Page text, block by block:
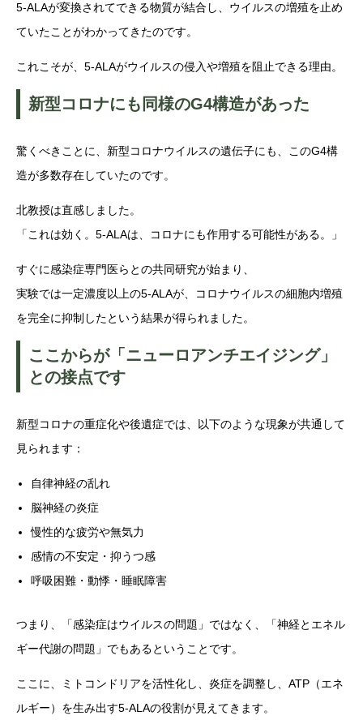
5-ALAが変換されてできる物質が結合し、ウイルスの増殖を止め
ていたことがわかってきたのです。
これこそが、5-ALAがウイルスの侵入や増殖を阻止できる理由。
新型コロナにも同様のG4構造があった
驚くべきことに、新型コロナウイルスの遺伝子にも、このG4構
造が多数存在していたのです。
北教授は直感しました。
「これは効く。5-ALAは、コロナにも作用する可能性がある。」
すぐに感染症専門医らとの共同研究が始まり、
実験では一定濃度以上の5-ALAが、コロナウイルスの細胞内増殖
を完全に抑制したという結果が得られました。
ここからが「ニューロアンチエイジング」
との接点です
新型コロナの重症化や後遺症では、以下のような現象が共通して
見られます：
自律神経の乱れ
脳神経の炎症
慢性的な疲労や無気力
感情の不安定・抑うつ感
呼吸困難・動悸・睡眠障害
つまり、「感染症はウイルスの問題」ではなく、「神経とエネル
ギー代謝の問題」でもあるということです。
ここに、ミトコンドリアを活性化し、炎症を調整し、ATP（エネ
ルギー）を生み出す5-ALAの役割が見えてきます。